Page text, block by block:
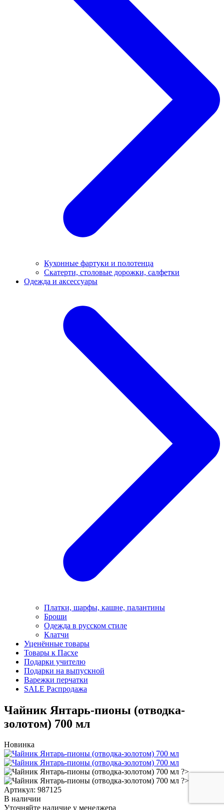
Кухонные фартуки и полотенца
Скатерти, столовые дорожки, салфетки
Одежда и аксессуары
Платки, шарфы, кашне, палантины
Броши
Одежда в русском стиле
Клатчи
Уценённые товары
Товары к Пасхе
Подарки учителю
Подарки на выпускной
Варежки перчатки
SALE Распродажа
Чайник Янтарь-пионы (отводка-
золотом) 700 мл
Новинка
Артикул: 987125
В наличии
Уточняйте наличие у менеджера